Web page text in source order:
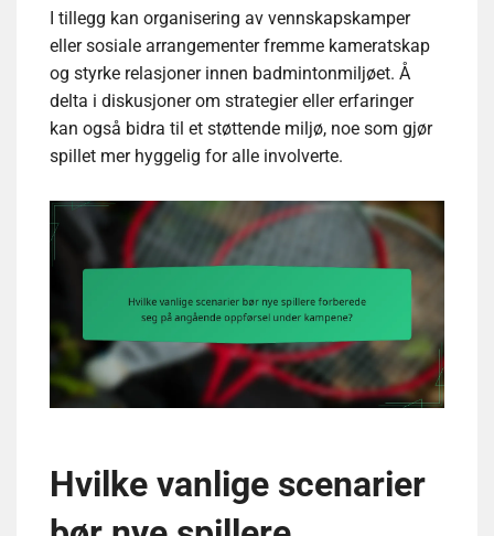
I tillegg kan organisering av vennskapskamper
eller sosiale arrangementer fremme kameratskap
og styrke relasjoner innen badmintonmiljøet. Å
delta i diskusjoner om strategier eller erfaringer
kan også bidra til et støttende miljø, noe som gjør
spillet mer hyggelig for alle involverte.
Hvilke vanlige scenarier